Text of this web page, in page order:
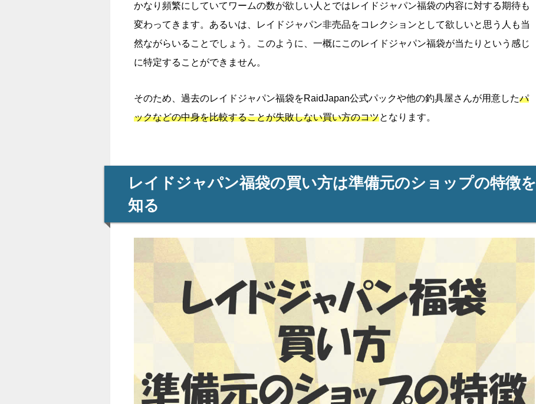
かなり頻繁にしていてワームの数が欲しい人とではレイドジャパン福袋の内容に対する期待も
変わってきます。あるいは、レイドジャパン非売品をコレクションとして欲しいと思う人も当
然ながらいることでしょう。このように、一概にこのレイドジャパン福袋が当たりという感じ
に特定することができません。
そのため、過去のレイドジャパン福袋をRaidJapan公式パックや他の釣具屋さんが用意したパ
ックなどの中身を比較することが失敗しない買い方のコツとなります。
レイドジャパン福袋の買い方は準備元のショップの特徴を
知る